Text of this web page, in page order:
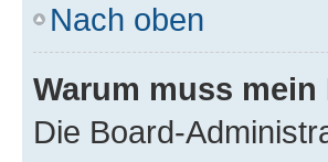
Nach oben
Warum muss
Die Board-